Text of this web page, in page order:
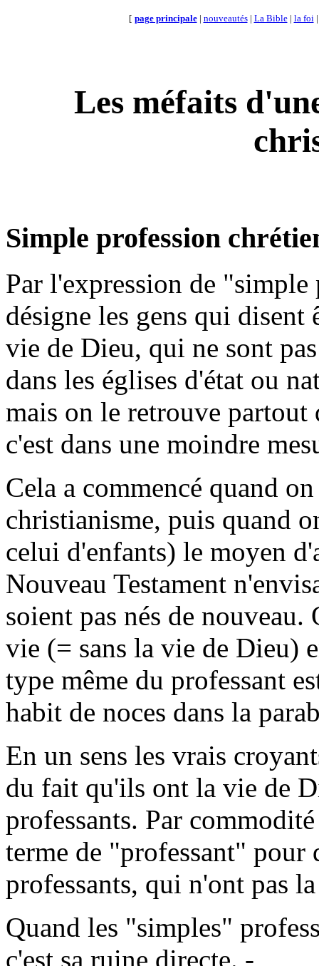
[ page principale| nouveautés| La Bible| la foi
Les méfaits
Simple profession
Par l'expression de
désigne les gens qui
vie de Dieu, qui ne sont
dans les églises d'état ou
mais on le retrouve partout
c'est dans une moindre
Cela a commencé quand
christianisme, puis quand
celui d'enfants) le moyen
Nouveau Testament
soient pas nés de nouveau.
vie (= sans la vie de Dieu)
type même du professant
habit de noces dans la
En un sens les vrais
du fait qu'ils ont la vie de
professants. Par
terme de "professant" pour
professants, qui n'ont pas
Quand les "simples"
c'est sa ruine directe. -